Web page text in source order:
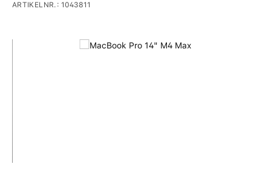
Bildergalerie überspringen
ARTIKELNR.:1043811